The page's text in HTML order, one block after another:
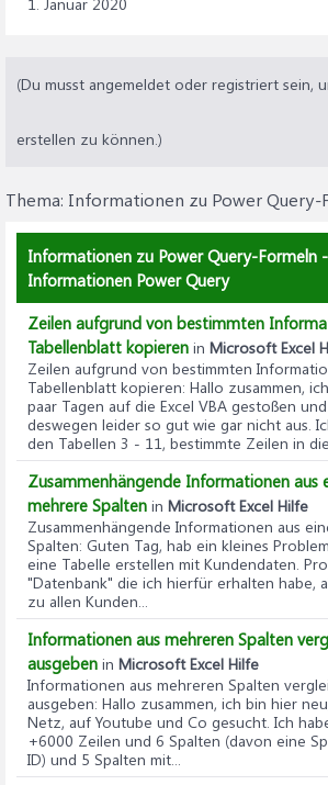
1. Januar 2020
(Du musst angemeldet oder registriert sein,
erstellen zu können.)
Thema: Informationen zu Power Query-
Informationen zu Power Query-Formeln
Informationen Power Query
Zeilen aufgrund von bestimmten
Tabellenblatt kopieren in Microsoft Excel
Zeilen aufgrund von bestimmten
Tabellenblatt kopieren: Hallo zusammen,
paar Tagen auf die Excel VBA gestoßen
deswegen leider so gut wie gar nicht aus.
den Tabellen 3 - 11, bestimmte Zeilen in
Zusammenhängende Informationen aus
mehrere Spalten in Microsoft Excel Hilfe
Zusammenhängende Informationen aus
Spalten: Guten Tag, hab ein kleines
eine Tabelle erstellen mit Kundendaten.
"Datenbank" die ich hierfür erhalten habe,
zu allen Kunden...
Informationen aus mehreren Spalten
ausgeben in Microsoft Excel Hilfe
Informationen aus mehreren Spalten
ausgeben: Hallo zusammen, ich bin hier
Netz, auf Youtube und Co gesucht. Ich
+6000 Zeilen und 6 Spalten (davon eine
ID) und 5 Spalten mit...